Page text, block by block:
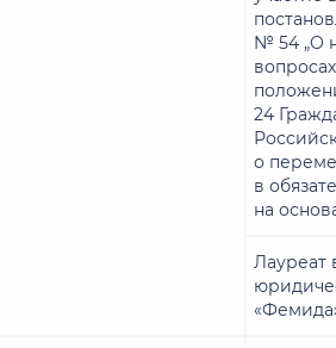
№ 54 „О
24
о
в
на
Лауреат